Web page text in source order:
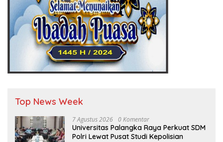
Top News Week
7 Agustus 2026 0 Komentar
Universitas Palangka Raya Perkuat SDM
Polri Lewat Pusat Studi Kepolisian